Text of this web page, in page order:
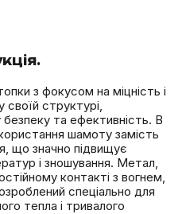
з фокусом на міцність і
своїй структурі,
та ефективність. В
шамоту замість
що значно підвищує
і зношування. Метал,
контакті з вогнем,
спеціально для
тепла і тривалого